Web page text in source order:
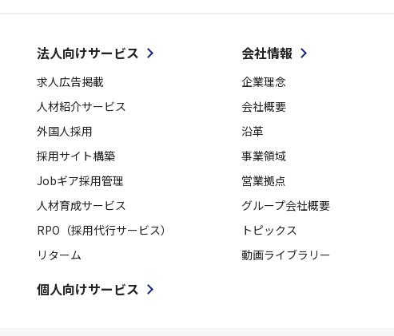
法人向けサービス
求人広告掲載
人材紹介サービス
外国人採用
採用サイト構築
Jobギア採用管理
人材育成サービス
RPO（採用代行サービス）
リターム
個人向けサービス
会社情報
企業理念
会社概要
沿革
事業領域
営業拠点
グループ会社概要
トピックス
動画ライブラリー